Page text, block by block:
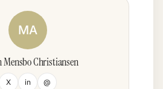
MA
Christiansen
X in @